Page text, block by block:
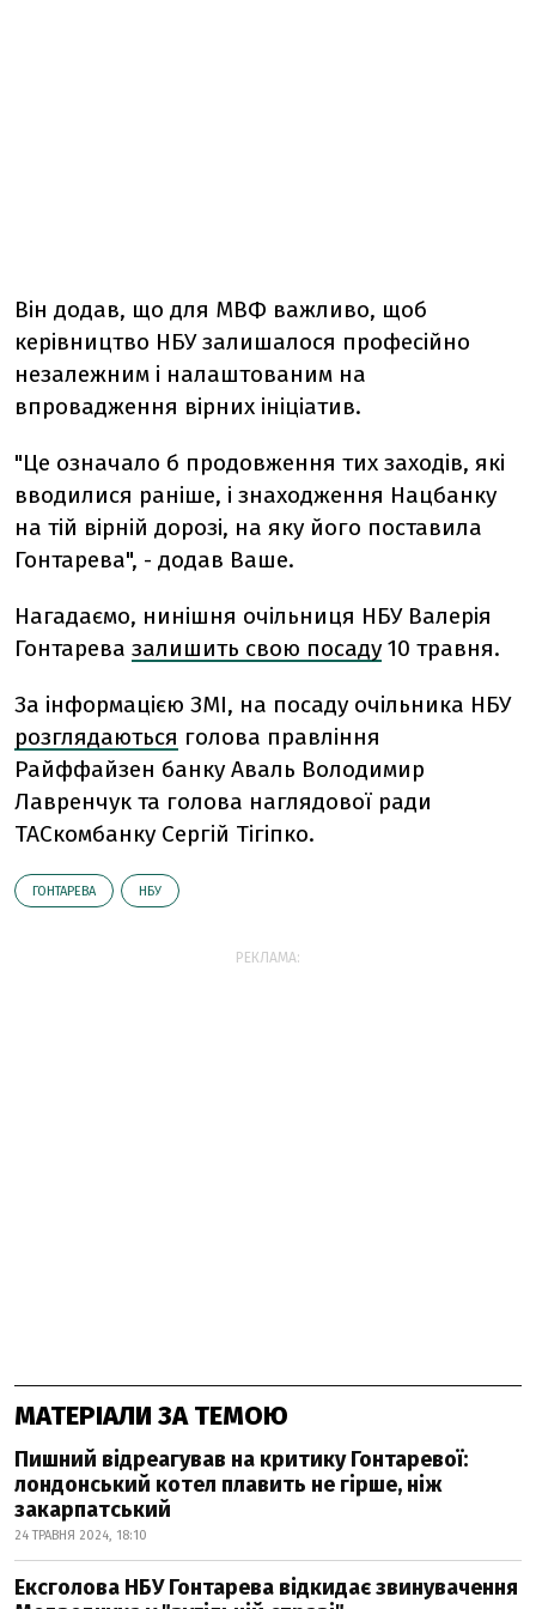
Він додав, що для МВФ важливо, щоб
керівництво НБУ залишалося професійно
незалежним і налаштованим на
впровадження вірних ініціатив.
"Це означало б продовження тих заходів, які
вводилися раніше, і знаходження Нацбанку
на тій вірній дорозі, на яку його поставила
Гонтарева", - додав Ваше.
Нагадаємо, нинішня очільниця НБУ Валерія
Гонтарева залишить свою посаду 10 травня.
За інформацією ЗМІ, на посаду очільника НБУ
розглядаються голова правління
Райффайзен банку Аваль Володимир
Лавренчук та голова наглядової ради
ТАСкомбанку Сергій Тігіпко.
ГОНТАРЕВА НБУ
РЕКЛАМА:
МАТЕРІАЛИ ЗА ТЕМОЮ
Пишний відреагував на критику Гонтаревої:
лондонський котел плавить не гірше, ніж
закарпатський
24 ТРАВНЯ 2024, 18:10
Ексголова НБУ Гонтарева відкидає звинувачення